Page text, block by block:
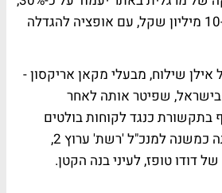
על פי שווי אתר של כ-10 מיליון שקל, עם אופציה להגדלה
אילן שילוח, מבעלי מקאן אריקסון -
שפיטר אותה לאחר
כנגד לקוחות בולטים
במשרד. במהלך כהונתה כמשנה למנכ"ל 'רשת' ערוץ 2,
דודו טופז, לעיני בנה הקטן.